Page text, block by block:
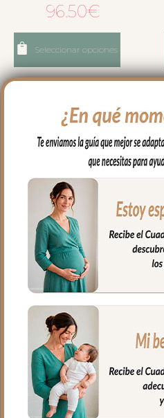
96.50€
Seleccionar opciones
1345 Sacos Grupo Cero
Leslie Piqué Jaretas Blanco
Puntilla y Topitos Gris
102.00€
Seleccionar opciones